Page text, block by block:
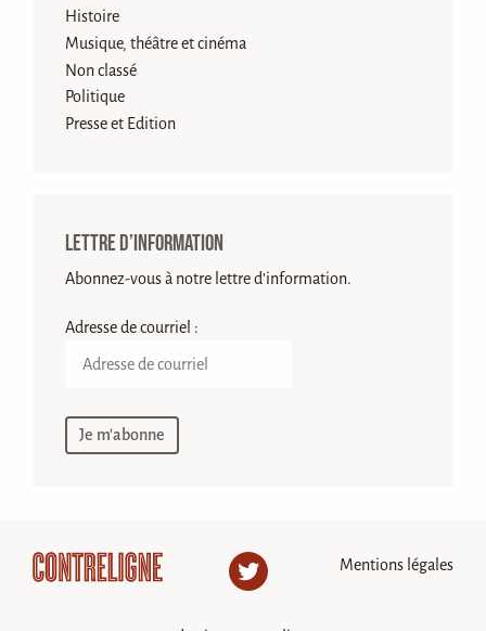
Histoire
Musique, théâtre et cinéma
Non classé
Politique
Presse et Edition
Lettre d’information
Abonnez-vous à notre lettre d'information.
Adresse de courriel :
Twitter Mentions légales